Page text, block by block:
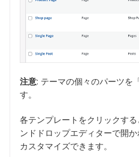
注意: テーマの個々のパーツを
す。
各テンプレートをクリックす
ンドドロップエディターで開
カスタマイズできます。